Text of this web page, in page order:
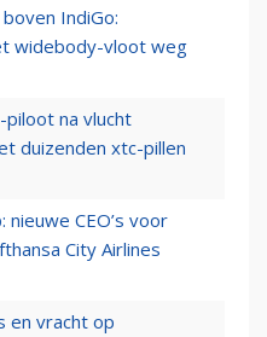
IndiGo:
widebody-vloot weg
piloot na vlucht
duizenden xtc-pillen
nieuwe CEO’s voor
City Airlines
en vracht op